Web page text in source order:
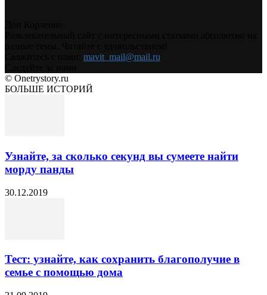
mavit_mail@mail.ru
© Onetrystory.ru
БОЛЬШЕ ИСТОРИЙ
Узнайте, за сколько секунд вы сумеете найти
морду панды
30.12.2019
Тест: узнайте, как сохранить благополучие в
семье с помощью дома